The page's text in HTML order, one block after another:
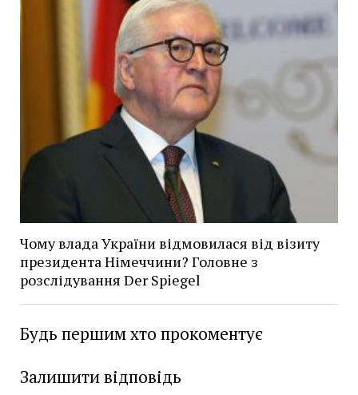
Чому влада України відмовилася від візиту
президента Німеччини? Головне з
розслідування Der Spiegel
Будь першим хто прокоментує
Залишити відповідь